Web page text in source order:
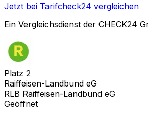
Jetzt bei Tarifcheck24 vergleichen
Ein Vergleichsdienst der CHECK24
Platz 2
Raiffeisen-Landbund eG
RLB Raiffeisen-Landbund eG
Geöffnet